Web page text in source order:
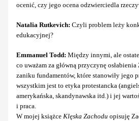
ocenić, czy jego ocena odzwierciedla
Natalia Rutkevich: Czyli problem leży
edukacyjnej?
Emmanuel Todd: Między innymi, ale
co uważam za główną przyczynę
zaniku fundamentów, które stanowiły jego
wszystkim jest to etyka protestancka
amerykańska, skandynawska itd.) i jej
i praca.
W mojej książce Klęska Zachodu opisuję